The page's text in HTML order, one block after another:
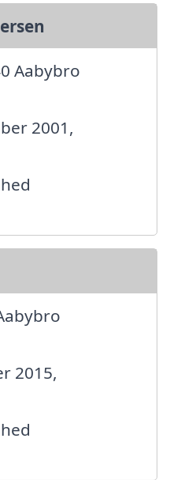
Aabybro
2001,
2015,